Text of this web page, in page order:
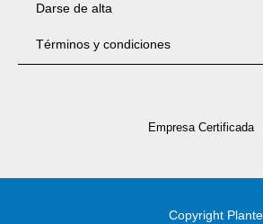
Darse de alta
Términos y condiciones
Empresa Certificada
Copyright